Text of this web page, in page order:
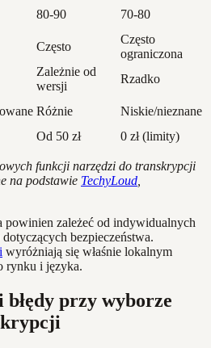
80-90
70-80
Często
Często
ograniczona
Zależnie od
wersji
Rzadko
Różnie
Niskie/nieznane
Od 50 zł 0 zł (limity)
funkcji narzędzi do transkrypcji
na podstawie TechyLoud
powinien zależeć od indywidualnych
bezpieczeństwa.
wyróżniają się właśnie lokalnym
rynku i języka.
błędy przy wyborze